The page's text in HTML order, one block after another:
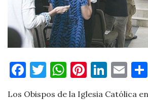
Facebook
Twitter
WhatsApp
Pinterest
Los Obispos de la Iglesia Católica